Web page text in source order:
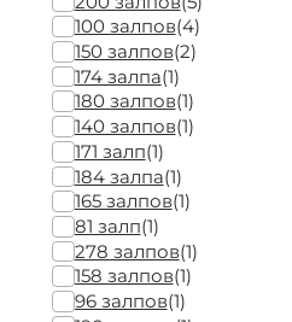
100 залпов(4)
150 залпов(2)
174 залпа(1)
180 залпов(1)
140 залпов(1)
171 залп(1)
184 залпа(1)
165 залпов(1)
81 залп(1)
278 залпов(1)
158 залпов(1)
96 залпов(1)